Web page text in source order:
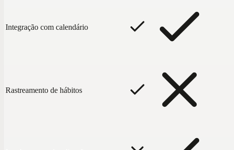
Integração com calendário
Rastreamento de hábitos